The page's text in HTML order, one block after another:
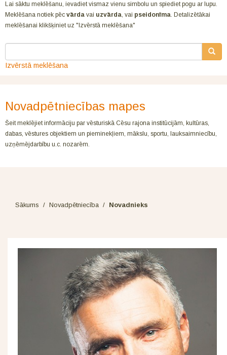
Lai sāktu meklēšanu, ievadiet vismaz vienu simbolu un spiediet pogu ar lupu.
Meklēšana notiek pēc vārda vai uzvārda, vai pseidonīma. Detalizētākai
meklēšanai klikšķiniet uz "Izvērstā meklēšana"
Izvērstā meklēšana
Novadpētniecības mapes
Šeit meklējiet informāciju par vēsturiskā Cēsu rajona institūcijām, kultūras,
dabas, vēstures objektiem un pieminekļiem, mākslu, sportu, lauksaimniecību,
uzņēmējdarbību u.c. nozarēm.
Sākums / Novadpētniecība / Novadnieks